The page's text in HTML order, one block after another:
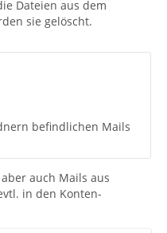
Dateien aus dem
sie gelöscht.
befindlichen Mails
auch Mails aus
in den Konten-